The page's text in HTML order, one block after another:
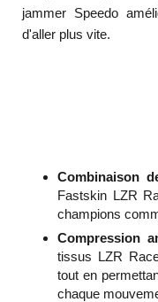
jammer Speedo
d'aller plus vite.
Combinaison
Fastskin LZR
champions
Compression
tissus LZR
tout en
chaque